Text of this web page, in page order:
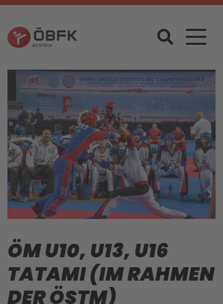
ÖM U10, U13, U16
TATAMI (IM RAHMEN
DER ÖSTM)